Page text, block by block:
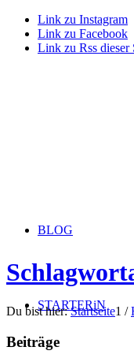
Link zu Instagram
Link zu Facebook
Link zu Rss dieser
BLOG
STARTERiN
Du bist hier: Startseite1 /
Beiträge